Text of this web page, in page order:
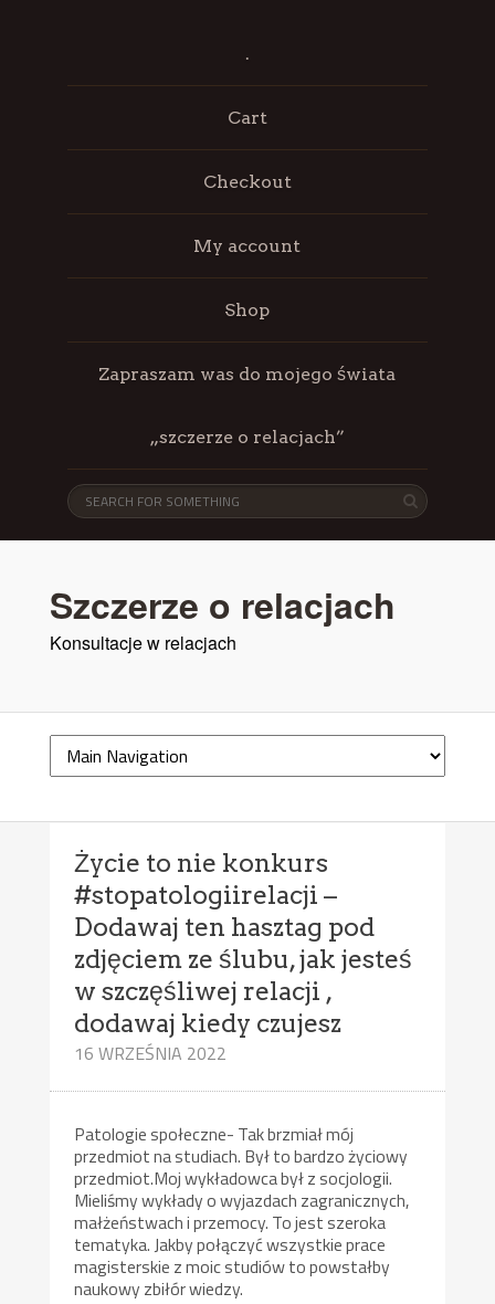
.
Cart
Checkout
My account
Shop
Zapraszam was do mojego świata
„szczerze o relacjach”
Szczerze o relacjach
Konsultacje w relacjach
Życie to nie konkurs
#stopatologiirelacji –
Dodawaj ten hasztag pod
zdjęciem ze ślubu, jak jesteś
w szczęśliwej relacji ,
dodawaj kiedy czujesz
16 WRZEŚNIA 2022
Patologie społeczne- Tak brzmiał mój
przedmiot na studiach. Był to bardzo życiowy
przedmiot.Moj wykładowca był z socjologii.
Mieliśmy wykłady o wyjazdach zagranicznych,
małżeństwach i przemocy. To jest szeroka
tematyka. Jakby połączyć wszystkie prace
magisterskie z moic studiów to powstałby
naukowy zbiłór wiedzy.